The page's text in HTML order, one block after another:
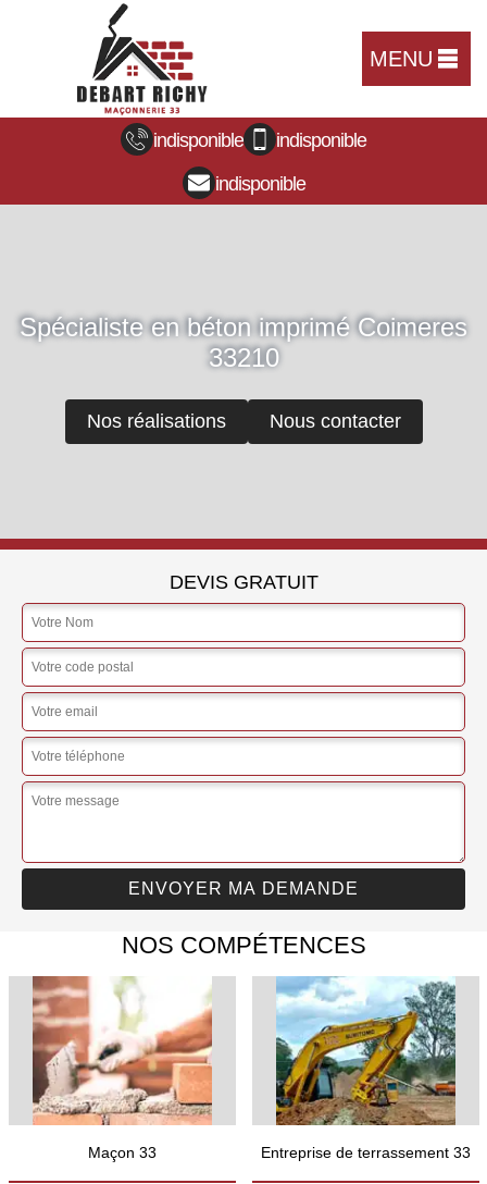
MENU
indisponible
indisponible
indisponible
Spécialiste en béton imprimé Coimeres
33210
Nos réalisations Nous contacter
DEVIS GRATUIT
NOS COMPÉTENCES
Maçon 33 Entreprise de terrassement 33